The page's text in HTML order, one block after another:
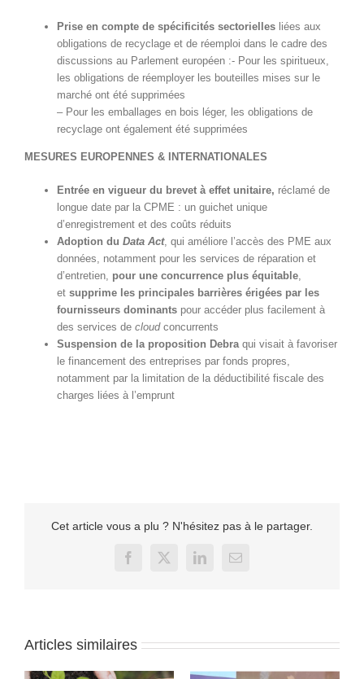
Prise en compte de spécificités sectoriellesliées aux
obligations de recyclage et de réemploi dans le cadre des
discussions au Parlement européen :- Pour les spiritueux,
les obligations de réemployer les bouteilles mises sur le
marché ont été supprimées
– Pour les emballages en bois léger, les obligations de
recyclage ont également été supprimées
MESURES EUROPENNES & INTERNATIONALES
Entrée en vigueur du brevet à effet unitaire, réclamé de
longue date par la CPME : un guichet unique
d’enregistrement et des coûts réduits
Adoption du Data Act, qui améliore l’accès des PME aux
données, notamment pour les services de réparation et
d’entretien, pour une concurrence plus équitable,
etsupprime les principales barrières érigées par les
fournisseurs dominants pour accéder plus facilement à
des services de cloud concurrents
Suspension de la proposition Debraqui visait à favoriser
le financement des entreprises par fonds propres,
notamment par la limitation de la déductibilité fiscale des
charges liées à l’emprunt
Cet article vous a plu ? N'hésitez pas à le partager.
Facebook
X LinkedInEmail
Articles similaires